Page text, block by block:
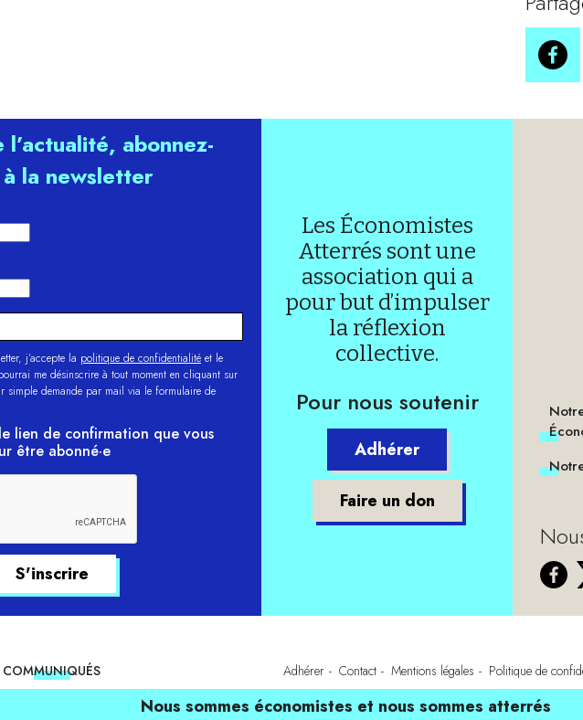
l’actualité, abonnez-
la newsletter
j’accepte la politique de confidentialité et le
me désinscrire à tout moment en cliquant sur
simple demande par mail via le formulaire de
lien de confirmation que vous
être abonné·e
Les Économistes
Atterrés sont une
association qui a
pour but d’impulser
la réflexion
collective.
Pour nous soutenir
Adhérer
Faire un don
COMMUNIQUÉS Adhérer Contact Mentions légales Politique de
Nous sommes économistes et nous sommes atterrés